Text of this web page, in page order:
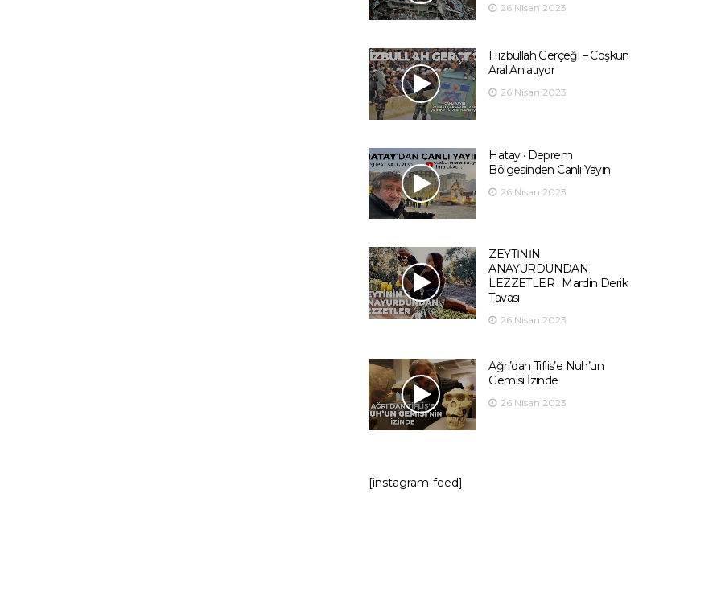
26 Nisan 2023
Hizbullah Gerçeği – Coşkun
Aral Anlatıyor
26 Nisan 2023
Hatay · Deprem
Bölgesinden Canlı Yayın
26 Nisan 2023
ZEYTİNİN
ANAYURDUNDAN
LEZZETLER · Mardin Derik
Tavası
26 Nisan 2023
Ağrı’dan Tiflis’e Nuh’un
Gemisi İzinde
26 Nisan 2023
[instagram-feed]